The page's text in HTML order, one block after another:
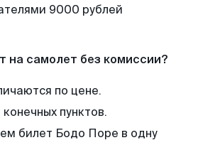
9000 рублей
на самолет без комиссии?
по цене.
пунктов.
билет Бодо Поре в одну